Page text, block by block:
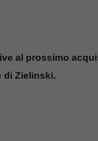
al prossimo
di Zielinski.